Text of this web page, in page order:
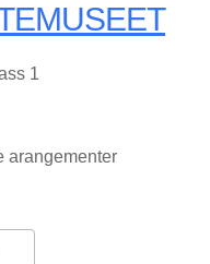
1
arangementer